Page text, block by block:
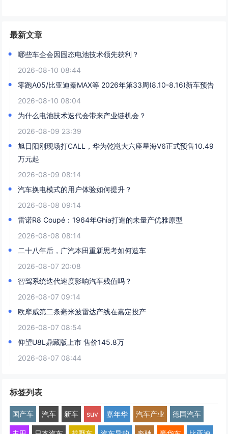
最新文章
哪些车企会因固态电池技术领先获利？
2026-08-10 08:44
零跑A05/比亚迪秦MAX等 2026年第33周(8.10-8.16)新车预告
2026-08-10 08:04
为什么电池技术迭代会带来产业链机会？
2026-08-09 23:39
旭日阳刚现场打CALL，华为乾崑大六座星海V6正式预售10.49
万元起
2026-08-09 08:14
汽车换电模式的用户体验如何提升？
2026-08-08 09:14
雷诺R8 Coupé：1964年Ghia打造的未量产优雅原型
2026-08-08 08:14
二十八年后，广汽本田重新思考如何造车
2026-08-07 20:08
智驾系统迭代速度影响汽车残值吗？
2026-08-07 09:14
欧摩威第二条毫米波雷达产线在嘉定投产
2026-08-07 08:54
仰望U8L鼎藏版上市 售价145.8万
2026-08-07 08:44
标签列表
国产车 汽车 新车 suv 嘉年华 汽车产业 德国汽车